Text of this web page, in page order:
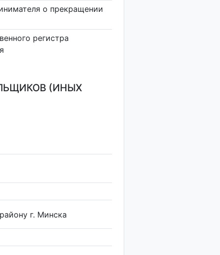
о прекращении
регистра
(ИНЫХ
г. Минска